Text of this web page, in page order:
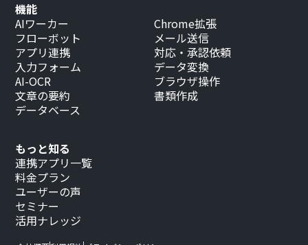
もっと知る
連携アプリ一覧
料金プラン
ユーザーの声
セミナー
活用ナレッジ
機能
AIワーカー
フローボット
アプリ連携
入力フォーム
AI-OCR
文章の要約
データベース
Chrome拡張
メール送信
対応・承認依頼
データ変換
ブラウザ操作
書類作成